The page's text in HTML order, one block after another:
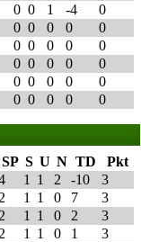
0 0 1 -4
0
0 0 0 0
0
0 0 0 0
0
0 0 0 0
0
0 0 0 0
0
0 0 0 0 0
SP S U N TD
Pkt
1 1 2 -10
3
2 1 1 0 7
3
2 1 1 0 2
3
2 1 1 0 1
3